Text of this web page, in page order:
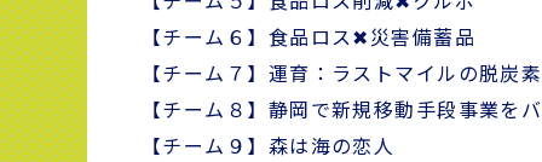
【チーム６】食品ロス✖災害備蓄品
【チーム７】運育：ラストマイルの脱炭素
【チーム８】静岡で新規移動手段事業を
【チーム９】森は海の恋人